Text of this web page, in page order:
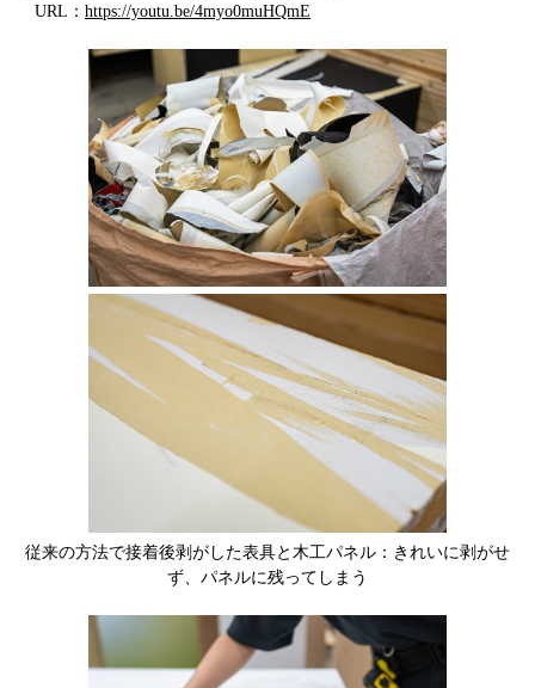
URL： https://youtu.be/4myo0muHQmE
従来の方法で接着後剥がした表具と木工パネル：きれいに剥がせ
ず、パネルに残ってしまう